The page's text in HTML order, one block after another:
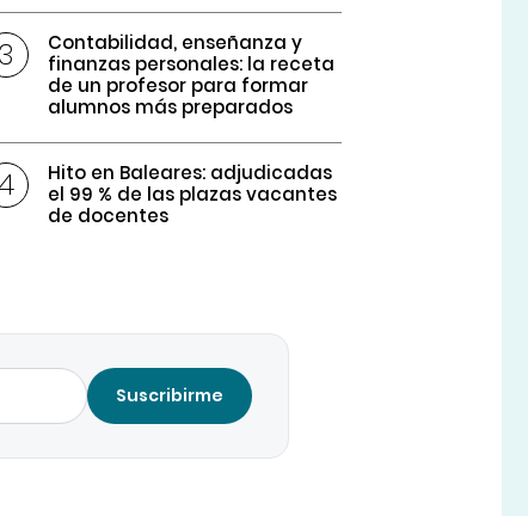
Contabilidad, enseñanza y
finanzas personales: la receta
de un profesor para formar
alumnos más preparados
Hito en Baleares: adjudicadas
el 99 % de las plazas vacantes
de docentes
Suscribirme